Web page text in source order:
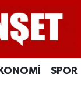
SPOR